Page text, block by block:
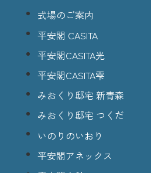
式場のご案内
平安閣 CASITA
平安閣CASITA光
平安閣CASITA雫
みおくり邸宅 新青森
みおくり邸宅 つくだ
いのりのいおり
平安閣アネックス